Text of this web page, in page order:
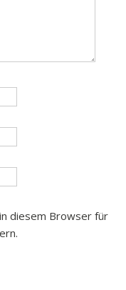
diesem Browser für